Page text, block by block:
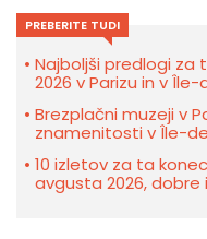
PREBERITE TUDI
Najboljši predlogi za
2026 v Parizu in v
Brezplačni muzeji v
znamenitosti v Île-
10 izletov za ta
avgusta 2026, dobre